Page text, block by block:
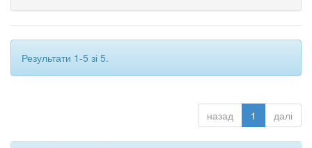
Результати 1-5 зі 5.
назад 1 далі